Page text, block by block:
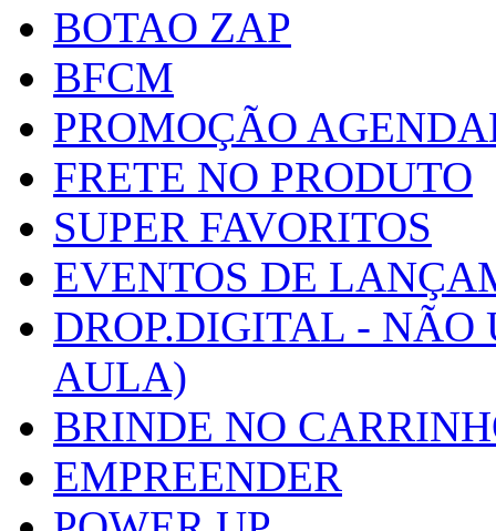
BOTAO ZAP
BFCM
PROMOÇÃO
FRETE NO PRODUTO
SUPER FAVORITOS
EVENTOS DE
DROP.DIGITAL - NÃO
AULA)
BRINDE NO
EMPREENDER